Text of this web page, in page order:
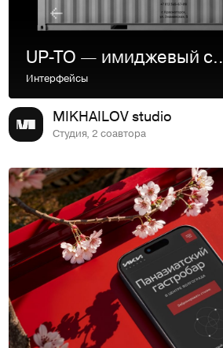
UP-TO — имиджевый
Интерфейсы
MIKHAILOV studio
Студия, 2 соавтора